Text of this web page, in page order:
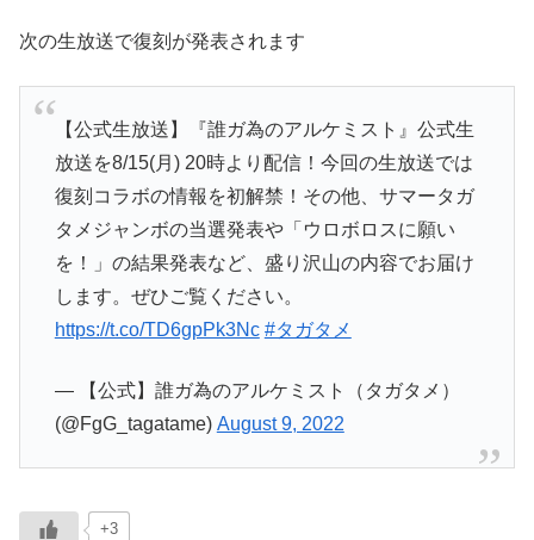
次の生放送で復刻が発表されます
【公式生放送】『誰ガ為のアルケミスト』公式生
放送を8/15(月) 20時より配信！今回の生放送では
復刻コラボの情報を初解禁！その他、サマータガ
タメジャンボの当選発表や「ウロボロスに願い
を！」の結果発表など、盛り沢山の内容でお届け
します。ぜひご覧ください。
https://t.co/TD6gpPk3Nc #タガタメ
— 【公式】誰ガ為のアルケミスト（タガタメ）
(@FgG_tagatame) August 9, 2022
+3